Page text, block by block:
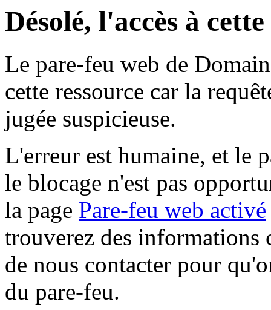
Désolé, l'accès à
Le pare-feu web de
cette ressource car la
jugée suspicieuse.
L'erreur est humaine, et le
le blocage n'est pas
la page Pare-feu web activé
trouverez des informations
de nous contacter pour
du pare-feu.